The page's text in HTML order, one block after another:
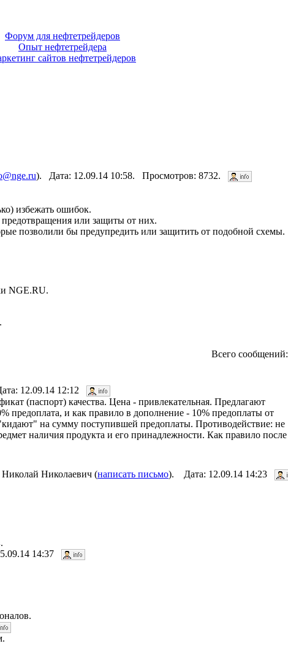
Форум для нефтетрейдеров
Опыт нефтетрейдера
сайтов нефтетрейдеров
). Дата: 12.09.14 10:58. Просмотров: 8732.
избежать ошибок.
или защиты от них.
позволили бы предупредить или защитить от подобной схемы.
NGE.RU.
.
Всего сообщений:
12.09.14 12:12
(паспорт) качества. Цена - привлекательная. Предлагают
предоплата, и как правило в дополнение - 10% предоплаты от
на сумму поступившей предоплаты. Противодействие: не
наличия продукта и его принадлежности. Как правило после
Николаевич (написать письмо). Дата: 12.09.14 14:23
14:37